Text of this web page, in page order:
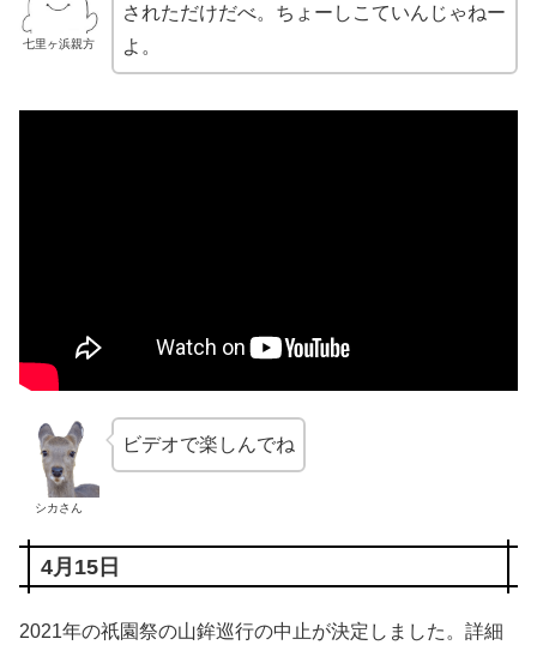
七里ヶ浜親方
されただけだべ。ちょーしこていんじゃねー
よ。
シカさん
ビデオで楽しんでね
4月15日
2021年の祇園祭の山鉾巡行の中止が決定しました。詳細